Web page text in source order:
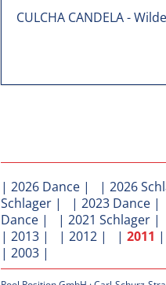
| 2026 Dance | | 2026
Schlager | | 2023 Dance |
Dance | | 2021 Schlager |
| 2013 | | 2012 | | 2011
| 2003 |